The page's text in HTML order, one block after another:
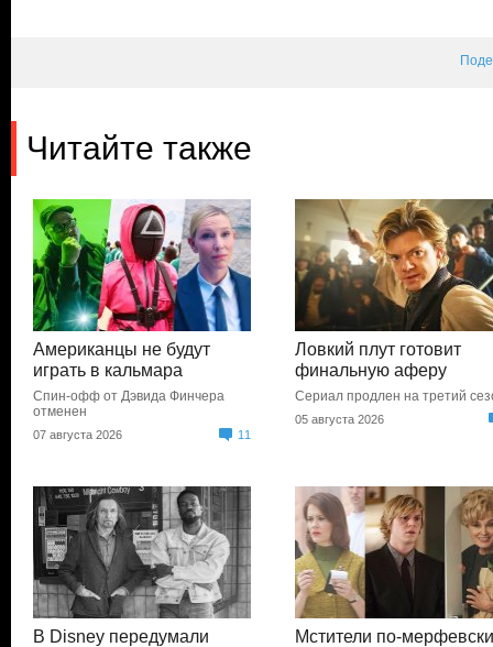
Читайте также
Американцы не будут
играть в кальмара
Спин-офф от Дэвида Финчера
отменен
07 августа 2026 11
Ловкий плут готовит
финальную аферу
Сериал продлен на третий
05 августа 2026
В Disney передумали
Мстители по-